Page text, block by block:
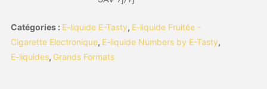
Catégories : E-liquide E-Tasty, E-liquide Fruitée -
Cigarette Electronique, E-liquide Numbers by E-Tasty,
E-liquides, Grands Formats